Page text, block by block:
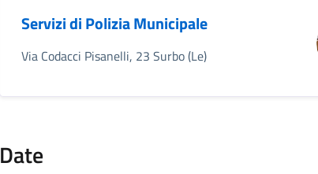
Servizi di Polizia Municipale
Via Codacci Pisanelli, 23 Surbo (Le)
Date